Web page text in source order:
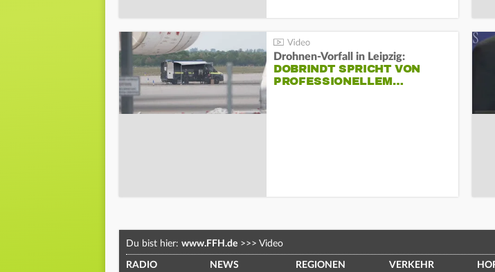
Drohnen-Vorfall in Leipzig:
DOBRINDT SPRICHT VON
PROFESSIONELLEM…
Du bist hier: www.FFH.de >>> Video
RADIO NEWS REGIONEN VERKEHR